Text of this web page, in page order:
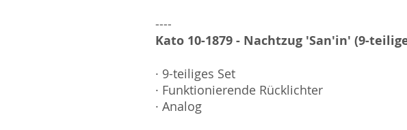
----
Kato 10-1879 - Nachtzug 'San'in' (9-
· 9-teiliges Set
· Funktionierende Rücklichter
· Analog